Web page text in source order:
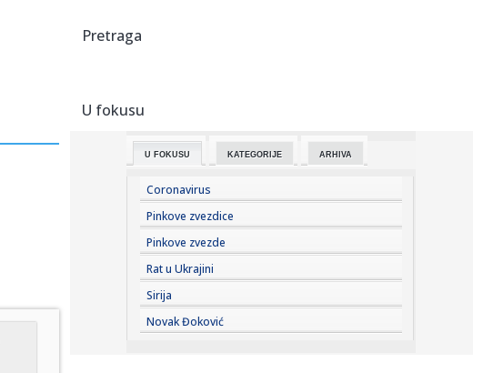
zvanično p...
19:01:
19:00: Na Jokić vs Vembanjama za 800 dinara
19:00:“Rajaner” obustavlja letove ka i iz Niša
18:58:Zelenski stigao u Beograd
18:55:HETAFE JAČA TIM PRED PARTIZAN: Španci doveli vrlo
iskusnog defa...
Pretraga
U fokusu
U FOKUSU KATEGORIJE ARHIVA
Coronavirus
Pinkove zvezdice
Pinkove zvezde
Rat u Ukrajini
Sirija
Novak Đoković